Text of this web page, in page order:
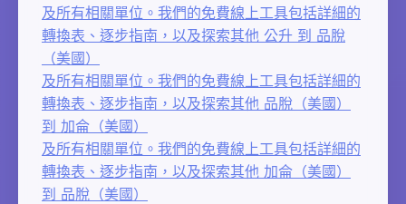
及所有相關單位。我們的免費線上工具包括詳細的
轉換表、逐步指南，以及探索其他 公升 到 品脫
（美國）
及所有相關單位。我們的免費線上工具包括詳細的
轉換表、逐步指南，以及探索其他 品脫（美國）
到 加侖（美國）
及所有相關單位。我們的免費線上工具包括詳細的
轉換表、逐步指南，以及探索其他 加侖（美國）
到 品脫（美國）